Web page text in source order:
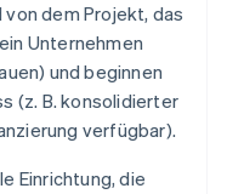
von dem Projekt, das
Unternehmen
und beginnen
(z. B. konsolidierter
verfügbar).
Einrichtung, die